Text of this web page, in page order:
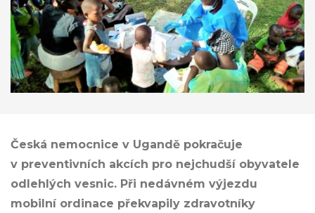
Česká nemocnice v Ugandě pokračuje
v preventivních akcích pro nejchudší obyvatele
odlehlých vesnic. Při nedávném výjezdu
mobilní ordinace překvapily zdravotníky